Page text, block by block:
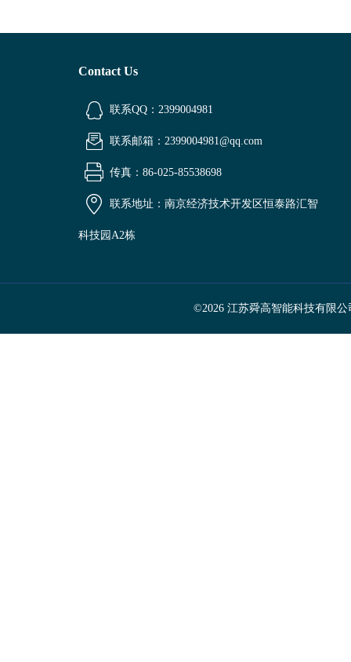
Contact Us
联系QQ：2399004981
联系邮箱：2399004981@qq.com
传真：86-025-85538698
联系地址：南京经济技术开发区恒泰路汇智
科技园A2栋
©2026 江苏舜高智能科技有限